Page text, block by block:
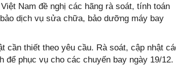
Nam đề nghị các hãng rà soát, tính toán
dịch vụ sửa chữa, bảo dưỡng máy bay
cần thiết theo yêu cầu. Rà soát, cập nhật
để phục vụ cho các chuyến bay ngày 19/12.